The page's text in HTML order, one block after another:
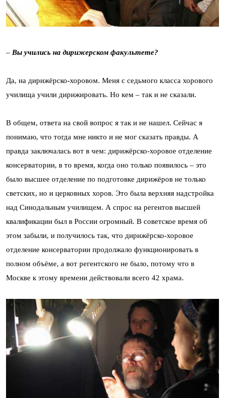
– Вы учились на дирижерском факультете?
Да, на дирижёрско-хоровом. Меня с седьмого класса хорового
училища учили дирижировать. Но кем – так и не сказали.
В общем, ответа на свой вопрос я так и не нашел. Сейчас я
понимаю, что тогда мне никто и не мог сказать правды. А
правда заключалась вот в чем: дирижёрско-хоровое отделение
консерватории, в то время, когда оно только появилось – это
было высшее отделение по подготовке дирижёров не только
светских, но и церковных хоров. Это была верхняя надстройка
над Синодальным училищем. А спрос на регентов высшей
квалификации был в России огромный. В советское время об
этом забыли, и получилось так, что дирижёрско-хоровое
отделение консерватории продолжало функционировать в
полном объёме, а вот регентского не было, потому что в
Москве к этому времени действовали всего 42 храма.